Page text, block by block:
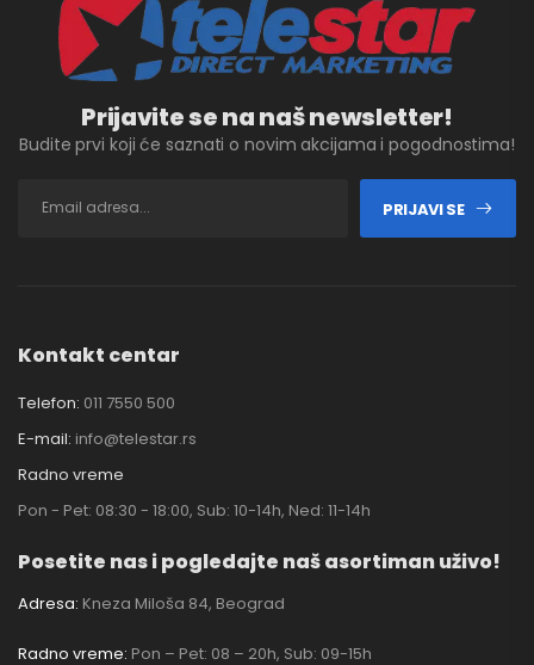
Prijavite se na naš newsletter!
Budite prvi koji će saznati o novim akcijama i pogodnostima!
PRIJAVI SE
Kontakt centar
Telefon: 011 7550 500
E-mail: info@telestar.rs
Radno vreme
Pon - Pet: 08:30 - 18:00, Sub: 10-14h, Ned: 11-14h
Posetite nas i pogledajte naš asortiman uživo!
Adresa: Kneza Miloša 84, Beograd
Radno vreme: Pon – Pet: 08 – 20h, Sub: 09-15h